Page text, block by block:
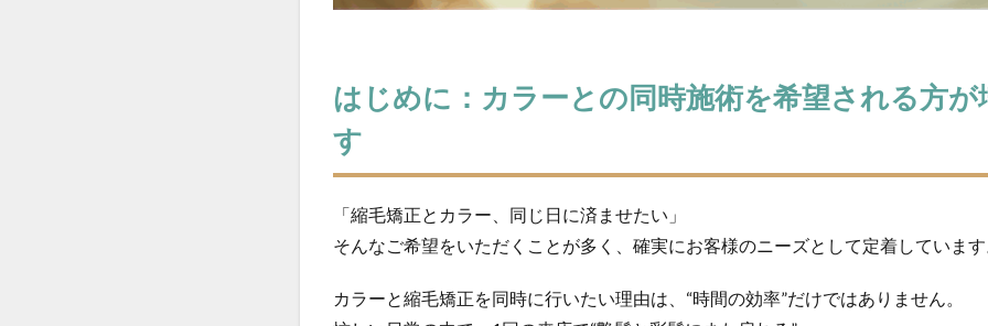
はじめに：カラーとの同時施術を希望される方が
す
「縮毛矯正とカラー、同じ日に済ませたい」
そんなご希望をいただくことが多く、確実にお客様のニーズとして定着しています
カラーと縮毛矯正を同時に行いたい理由は、“時間の効率”だけではありません。
なぜ？
ピクシーカット ビビリ毛の原因 プレス圧とステム
ヘアアイロンのダ
予約方法 予約表の仕組み 低価格サロンの闇
再生毛
再生毛のタイムライン 再生毛の縮毛矯正 出産前メンテナンス
分け目
回復美容
回復美容と髪質研究 回復美容の理念 回復美容の起源
地毛風ストレ
失敗のメカニズム
妊婦さんの縮毛矯正
当日予約
復学 思春期 抗がん剤 抗がん剤後の髪質変化
抗がん剤治療後の
時間が経っても扱いやすい髪
本当に？ 東横線の上位サロン 根元の境目技術